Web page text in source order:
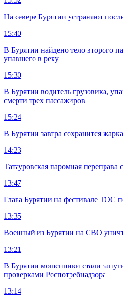
На севере Бурятии устраняют
15:40
В Бурятии найдено тело второго
упавшего в реку
15:30
В Бурятии водитель грузовика,
смерти трех пассажиров
15:24
В Бурятии завтра сохранится
14:23
Татауровская паромная переправа
13:47
Глава Бурятии на фестивале ТОС
13:35
Военный из Бурятии на СВО
13:21
В Бурятии мошенники стали
проверками Роспотребнадзора
13:14